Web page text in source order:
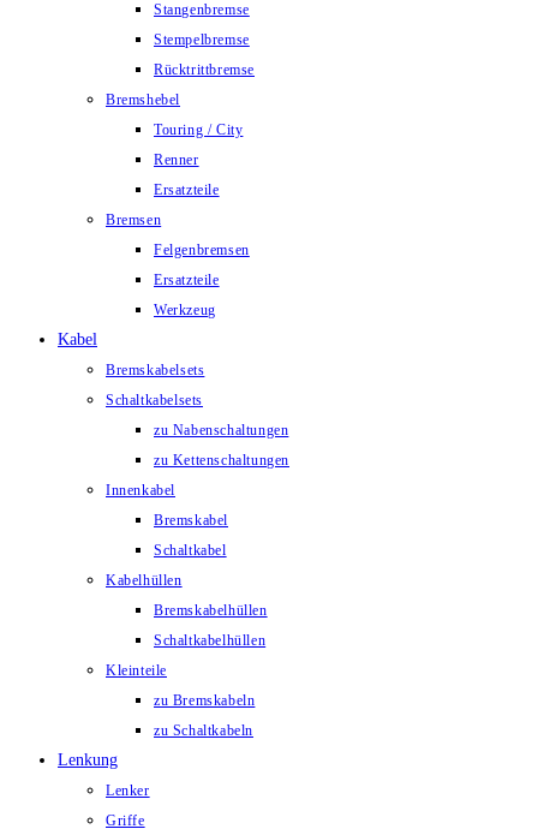
Stangenbremse
Stempelbremse
Rücktrittbremse
Bremshebel
Touring / City
Renner
Ersatzteile
Bremsen
Felgenbremsen
Ersatzteile
Werkzeug
Kabel
Bremskabelsets
Schaltkabelsets
zu Nabenschaltungen
zu Kettenschaltungen
Innenkabel
Bremskabel
Schaltkabel
Kabelhüllen
Bremskabelhüllen
Schaltkabelhüllen
Kleinteile
zu Bremskabeln
zu Schaltkabeln
Lenkung
Lenker
Griffe